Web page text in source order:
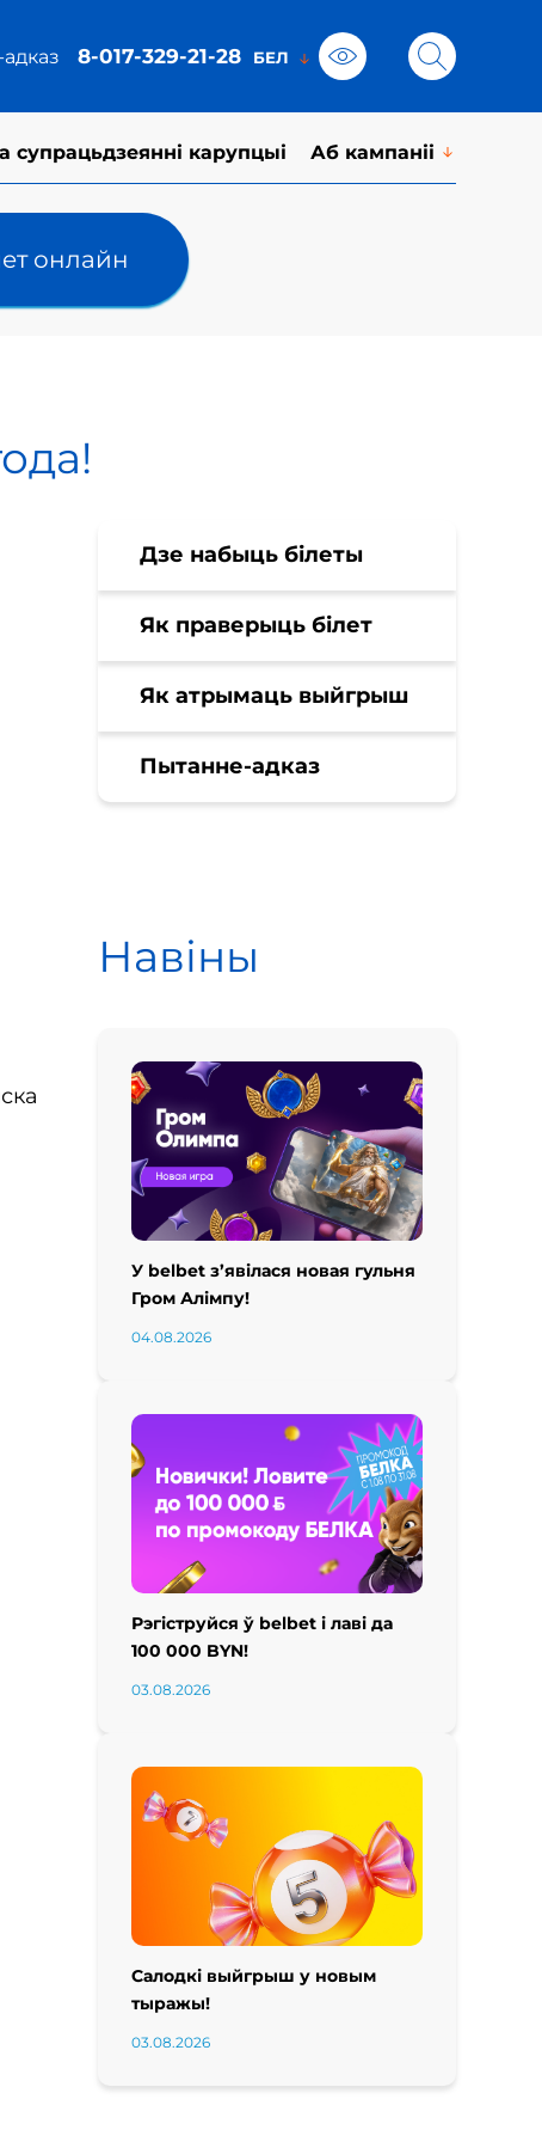
8-017-329-21-28
супрацьдзеянні карупцыі Аб кампаніі
онлайн
Дзе набыць білеты
Як праверыць білет
Як атрымаць выйгрыш
Пытанне-адказ
Навіны
У belbet з’явілася новая гульня
Гром Алімпу!
04.08.2026
Рэгіструйся ў belbet і лаві да
100 000 BYN!
03.08.2026
Салодкі выйгрыш у новым
тыражы!
03.08.2026